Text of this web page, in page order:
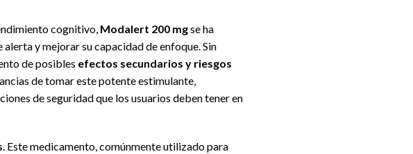
cognitivo, Modalert 200 mgse ha
y mejorar su capacidad de enfoque. Sin
de posibles efectos secundarios y riesgos
de tomar este potente estimulante,
de seguridad que los usuarios deben tener en
. Este medicamento, comúnmente utilizado para